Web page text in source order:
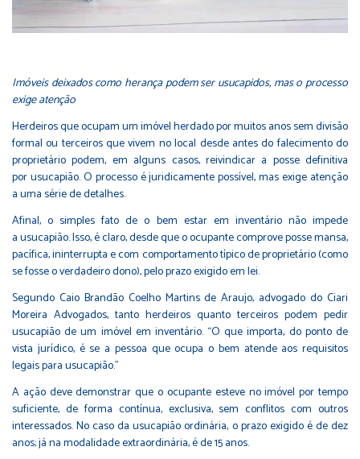
Imóveis deixados como herança podem ser usucapidos, mas o processo
exige atenção
Herdeiros que ocupam um imóvel herdado por muitos anos sem divisão
formal ou terceiros que vivem no local desde antes do falecimento do
proprietário podem, em alguns casos, reivindicar a posse definitiva
por usucapião. O processo é juridicamente possível, mas exige atenção
a uma série de detalhes.
Afinal, o simples fato de o bem estar em inventário não impede
ausucapião. Isso, é claro, desde que o ocupante comprove posse mansa,
pacífica, ininterrupta e com comportamento típico de proprietário (como
se fosse o verdadeiro dono), pelo prazo exigido em lei.
Segundo Caio Brandão Coelho Martins de Araujo, advogado do Ciari
Moreira Advogados, tanto herdeiros quanto terceiros podem pedir
usucapião de um imóvel em inventário. “O que importa, do ponto de
vista jurídico, é se a pessoa que ocupa o bem atende aos requisitos
legais para usucapião.”
A ação deve demonstrar que o ocupante esteve no imóvel por tempo
suficiente, de forma contínua, exclusiva, sem conflitos com outros
interessados. No caso da usucapião ordinária, o prazo exigido é de dez
anos; já na modalidade extraordinária, é de 15 anos.